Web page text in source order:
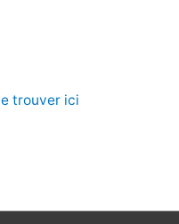
trouver ici